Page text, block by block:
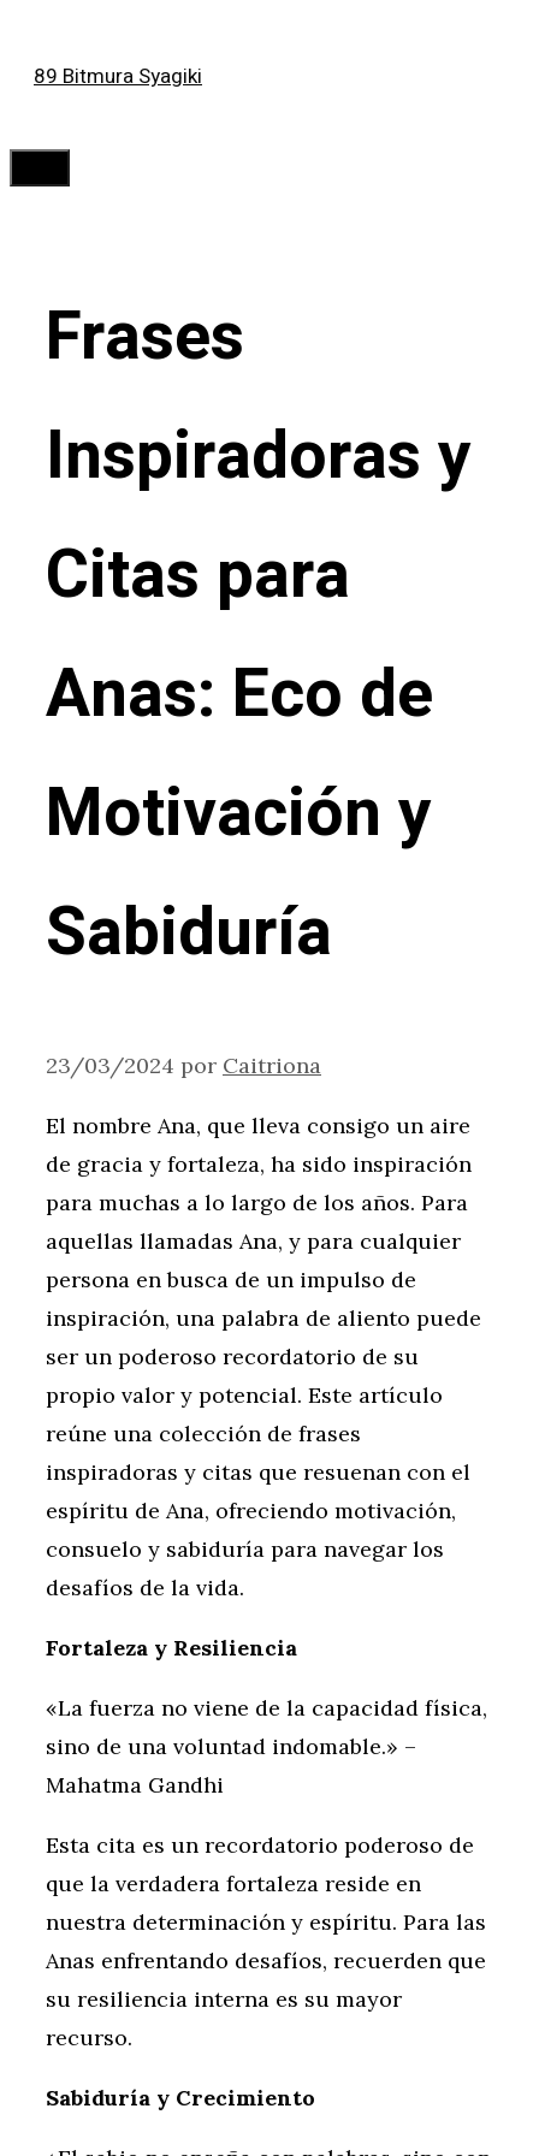
89 Bitmura Syagiki
Frases
Inspiradoras y
Citas para
Anas: Eco de
Motivación y
Sabiduría
23/03/2024 por Caitriona
El nombre Ana, que lleva consigo un aire
de gracia y fortaleza, ha sido inspiración
para muchas a lo largo de los años. Para
aquellas llamadas Ana, y para cualquier
persona en busca de un impulso de
inspiración, una palabra de aliento puede
ser un poderoso recordatorio de su
propio valor y potencial. Este artículo
reúne una colección de frases
inspiradoras y citas que resuenan con el
espíritu de Ana, ofreciendo motivación,
consuelo y sabiduría para navegar los
desafíos de la vida.
Fortaleza y Resiliencia
«La fuerza no viene de la capacidad física,
sino de una voluntad indomable.» –
Mahatma Gandhi
Esta cita es un recordatorio poderoso de
que la verdadera fortaleza reside en
nuestra determinación y espíritu. Para las
Anas enfrentando desafíos, recuerden que
su resiliencia interna es su mayor
recurso.
Sabiduría y Crecimiento